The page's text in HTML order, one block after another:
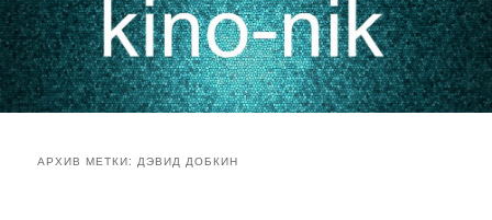
АРХИВ МЕТКИ:ДЭВИД ДОБКИН